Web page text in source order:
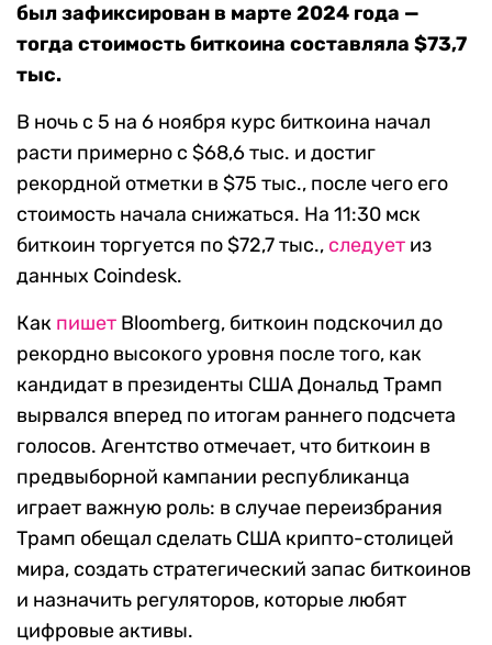
был зафиксирован в марте 2024 года —
тогда стоимость биткоина составляла $73,7
тыс.
В ночь с 5 на 6 ноября курс биткоина начал
расти примерно с $68,6 тыс. и достиг
рекордной отметки в $75 тыс., после чего его
стоимость начала снижаться. На 11:30 мск
биткоин торгуется по $72,7 тыс., следует из
данных Coindesk.
Как пишет Bloomberg, биткоин подскочил до
рекордно высокого уровня после того, как
кандидат в президенты США Дональд Трамп
вырвался вперед по итогам раннего подсчета
голосов. Агентство отмечает, что биткоин в
предвыборной кампании республиканца
играет важную роль: в случае переизбрания
Трамп обещал сделать США крипто-столицей
мира, создать стратегический запас биткоинов
и назначить регуляторов, которые любят
цифровые активы.